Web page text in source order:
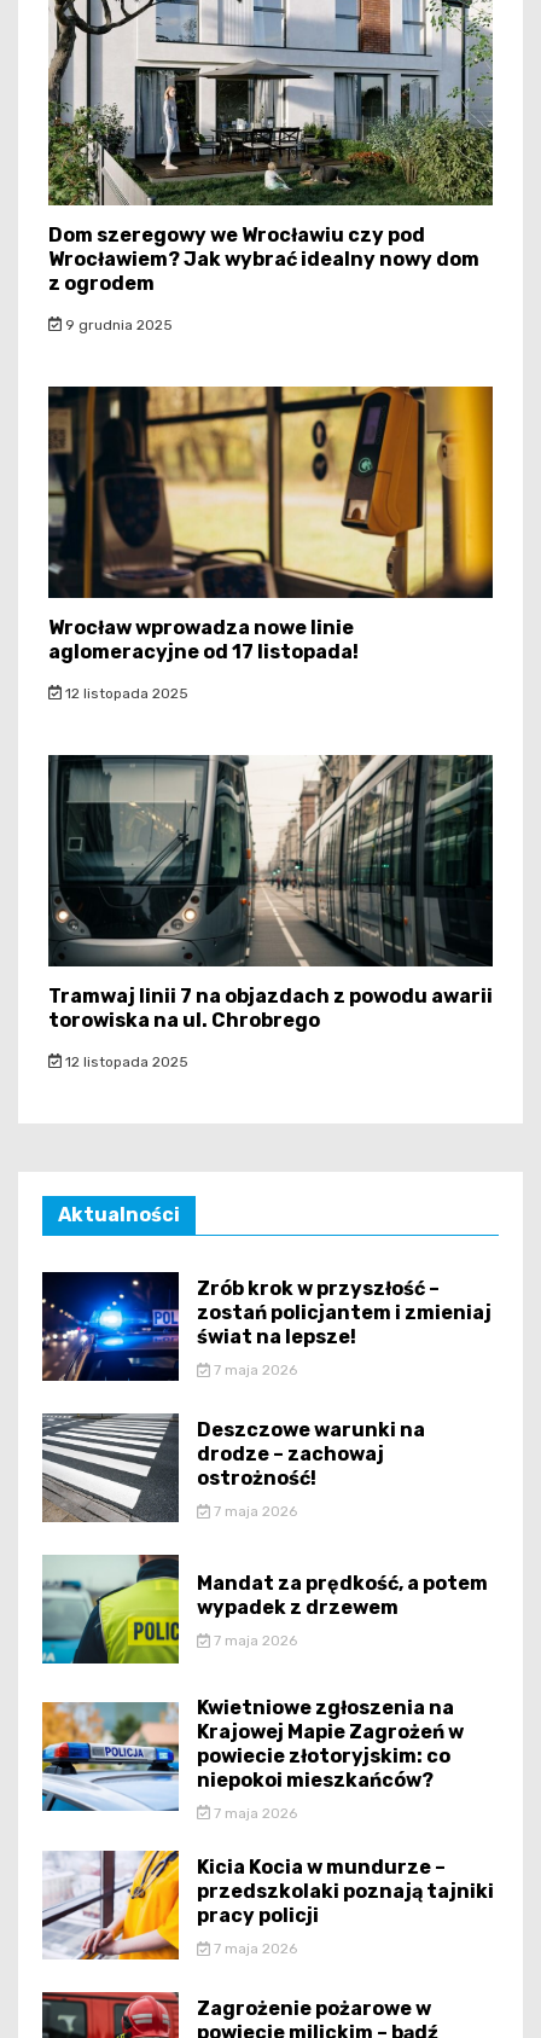
Dom szeregowy we Wrocławiu czy pod
Wrocławiem? Jak wybrać idealny nowy dom
z ogrodem
9 grudnia 2025
Wrocław wprowadza nowe linie
aglomeracyjne od 17 listopada!
12 listopada 2025
Tramwaj linii 7 na objazdach z powodu awarii
torowiska na ul. Chrobrego
12 listopada 2025
Aktualności
Zrób krok w przyszłość –
zostań policjantem i zmieniaj
świat na lepsze!
7 maja 2026
Deszczowe warunki na
drodze – zachowaj
ostrożność!
7 maja 2026
Mandat za prędkość, a potem
wypadek z drzewem
7 maja 2026
Kwietniowe zgłoszenia na
Krajowej Mapie Zagrożeń w
powiecie złotoryjskim: co
niepokoi mieszkańców?
7 maja 2026
Kicia Kocia w mundurze –
przedszkolaki poznają tajniki
pracy policji
7 maja 2026
Zagrożenie pożarowe w
powiecie milickim – bądź